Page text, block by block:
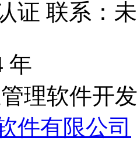
证 联系：
年
理软件开发
件有限公司